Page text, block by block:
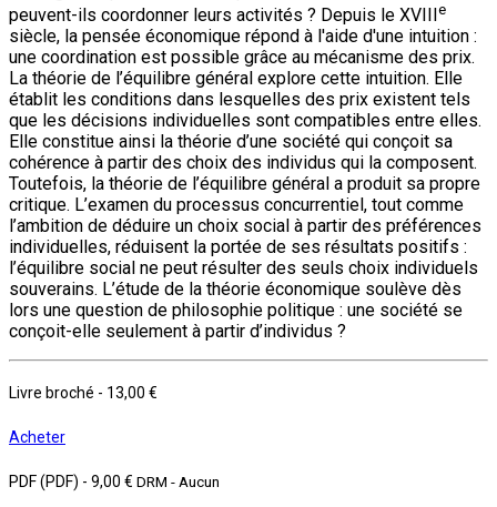
peuvent-ils coordonner leurs activités ? Depuis le XVIIIe
siècle, la pensée économique répond à l'aide d'une intuition :
une coordination est possible grâce au mécanisme des prix.
La théorie de l’équilibre général explore cette intuition. Elle
établit les conditions dans lesquelles des prix existent tels
que les décisions individuelles sont compatibles entre elles.
Elle constitue ainsi la théorie d’une société qui conçoit sa
cohérence à partir des choix des individus qui la composent.
Toutefois, la théorie de l’équilibre général a produit sa propre
critique. L’examen du processus concurrentiel, tout comme
l’ambition de déduire un choix social à partir des préférences
individuelles, réduisent la portée de ses résultats positifs :
l’équilibre social ne peut résulter des seuls choix individuels
souverains. L’étude de la théorie économique soulève dès
lors une question de philosophie politique : une société se
conçoit-elle seulement à partir d’individus ?
Livre broché - 13,00 €
Acheter
PDF (PDF) - 9,00 € DRM - Aucun